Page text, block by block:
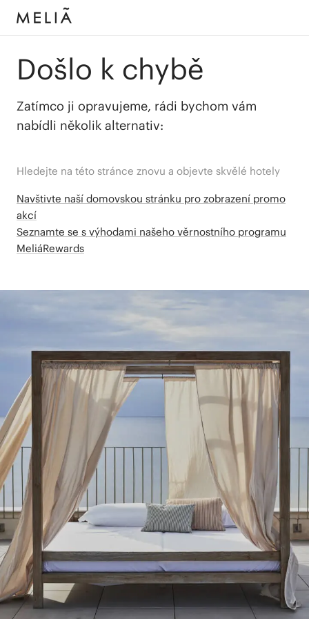
Došlo k chybě
Zatímco ji opravujeme, rádi bychom vám
nabídli několik alternativ:
Hledejte na této stránce znovu a objevte skvělé hotely
Navštivte naší domovskou stránku pro zobrazení promo
akcí
Seznamte se s výhodami našeho věrnostního programu
MeliáRewards